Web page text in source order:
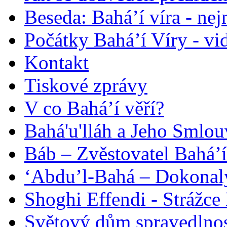
Beseda: Bahá’í víra -
Počátky Bahá’í Víry -
Kontakt
Tiskové zprávy
V co Bahá’í věří?
Bahá'u'lláh a Jeho
Báb – Zvěstovatel
‘Abdu’l-Bahá –
Shoghi Effendi -
Světový dům